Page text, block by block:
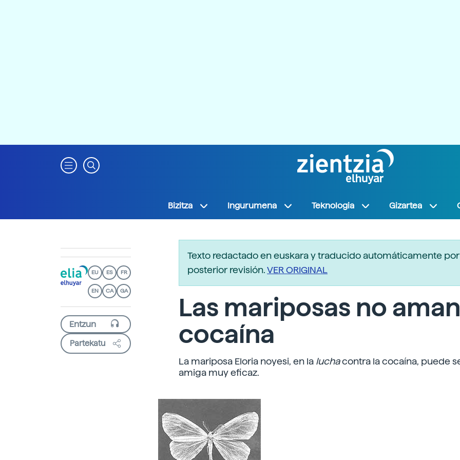
Bizitza Ingurumena Teknologia Gizartea
EU ES FR
EN CA GA
Partekatu
Texto redactado en euskara y traducido automáticamente por
posterior revisión.VER ORIGINAL
Las mariposas no
cocaína
La mariposa Eloria noyesi, en la luchacontra la cocaína, puede
amiga muy eficaz.